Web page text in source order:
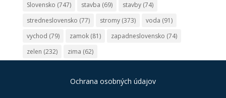
Slovensko (747) stavba (69) stavby(74)
stredneslovensko (77) stromy(373) voda (91)
vychod (79) zamok(81) zapadneslovensko (74)
zelen (232) zima (62)
Ochrana osobných údajov